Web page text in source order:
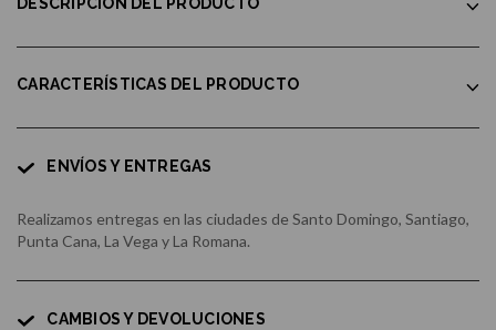
DESCRIPCIÓN DEL PRODUCTO
CARACTERÍSTICAS DEL PRODUCTO
ENVÍOS Y ENTREGAS
Realizamos entregas en las ciudades de Santo Domingo, Santiago,
Punta Cana, La Vega y La Romana.
CAMBIOS Y DEVOLUCIONES